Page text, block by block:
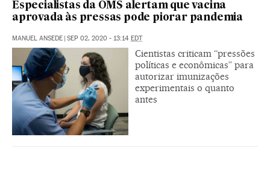
Especialistas da OMS alertam que vacina
aprovada às pressas pode piorar pandemia
MANUEL ANSEDE | SEP 02, 2020 - 13:14 EDT
Cientistas criticam “pressões
políticas e econômicas” para
autorizar imunizações
experimentais o quanto
antes